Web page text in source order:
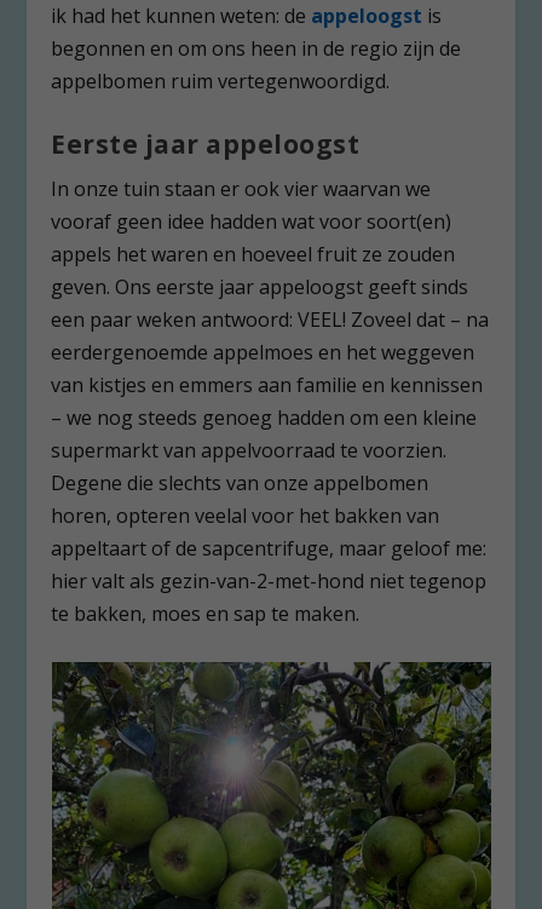
ik had het kunnen weten: de appeloogst is
begonnen en om ons heen in de regio zijn de
appelbomen ruim vertegenwoordigd.
Eerste jaar appeloogst
In onze tuin staan er ook vier waarvan we
vooraf geen idee hadden wat voor soort(en)
appels het waren en hoeveel fruit ze zouden
geven. Ons eerste jaar appeloogst geeft sinds
een paar weken antwoord: VEEL! Zoveel dat – na
eerdergenoemde appelmoes en het weggeven
van kistjes en emmers aan familie en kennissen
– we nog steeds genoeg hadden om een kleine
supermarkt van appelvoorraad te voorzien.
Degene die slechts van onze appelbomen
horen, opteren veelal voor het bakken van
appeltaart of de sapcentrifuge, maar geloof me:
hier valt als gezin-van-2-met-hond niet tegenop
te bakken, moes en sap te maken.